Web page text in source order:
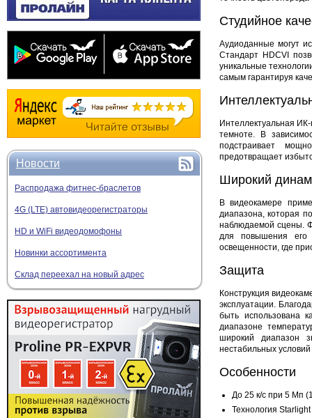
Новости
Распродажа фитнес-браслетов
4G (LTE) автовидеорегистраторы
HD и WiFi видеодомофоны
Новинки ассортимента
Склад переехал на новый адрес
Студийное
Аудиоданные могут
Стандарт HDCVI
уникальные
самым гарантируя
Интеллектуальная
темноте. В
подстраивает
предотвращает
Широкий
В видеокамере
диапазона, которая
наблюдаемой сцены.
для повышения его
освещенности, где
Защита
Конструкция
эксплуатации.
быть использована
диапазоне
широкий диапазон
нестабильных
Особенности
До 25 к/с при 5 Мп
Технология Starlight